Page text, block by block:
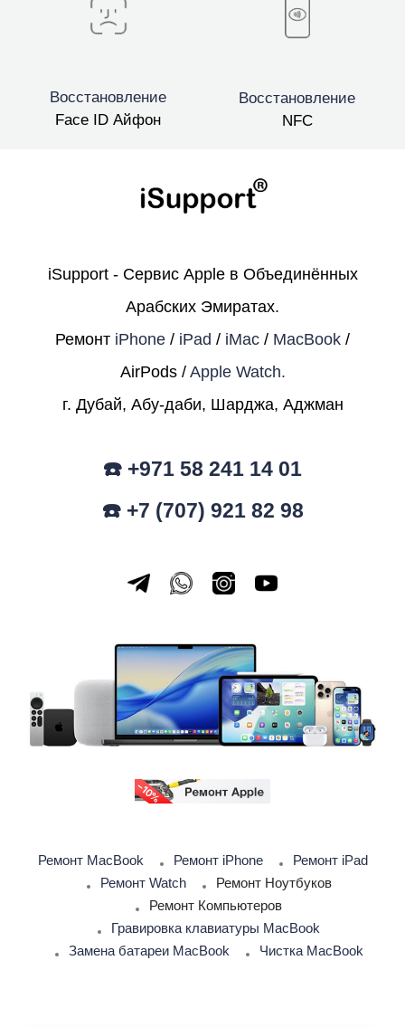
Восстановление
Face ID Айфон
Восстановление
NFC
iSupport - Сервис Apple в Объединённых
Арабских Эмиратах.
Ремонт iPhone / iPad / iMac / MacBook /
AirPods / Apple Watch.
г. Дубай, Абу-даби, Шарджа, Аджман
☎️ +971 58 241 14 01
☎️ +7 (707) 921 82 98
Ремонт MacBook Ремонт iPhone
Ремонт iPad
Ремонт Watch
Ремонт Ноутбуков
Ремонт Компьютеров
Гравировка клавиатуры MacBook
Замена батареи MacBook
Чистка MacBook